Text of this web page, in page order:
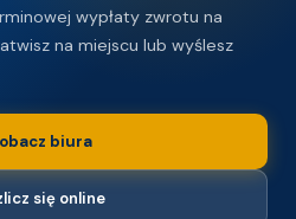
wypłaty zwrotu na
na miejscu lub wyślesz
biura
się online